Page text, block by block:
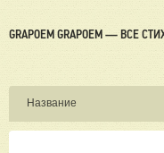
GRAPOEM GRAPOEM — ВСЕ
Название